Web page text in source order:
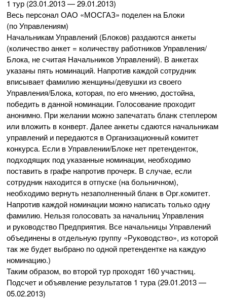
1 тур (23.01.2013—29.01.2013)
Весь персонал ОАО «МОСГАЗ» поделен на Блоки
(по Управлениям)
Начальникам Управлений (Блоков) раздаются анкеты
(количество анкет = количеству работников Управления/
Блока, не считая Начальников Управлений). В анкетах
указаны пять номинаций. Напротив каждой сотрудник
вписывает фамилию женщины/девушки из своего
Управления/Блока, которая, по его мнению, достойна,
победить в данной номинации. Голосование проходит
анонимно. При желании можно запечатать бланк степлером
или вложить в конверт. Далее анкеты сдаются начальникам
управлений и передаются в Организационный комитет
конкурса. Если в Управлении/Блоке нет претенденток,
подходящих под указанные номинации, необходимо
поставить в графе напротив прочерк. В случае, если
сотрудник находится в отпуске (на больничном),
необходимо вернуть незаполненный бланк в Орг.комитет.
Напротив каждой номинации можно написать только одну
фамилию. Нельзя голосовать за начальниц Управления
и руководство Предприятия. Все начальницы Управлений
объединены в отдельную группу «Руководство», из которой
так же будет выбрано по одной претендентке на каждую
номинацию.)
Таким образом, во второй тур проходят 160 участниц.
Подсчет и объявление результатов 1 тура (29.01.2013—
05.02.2013)